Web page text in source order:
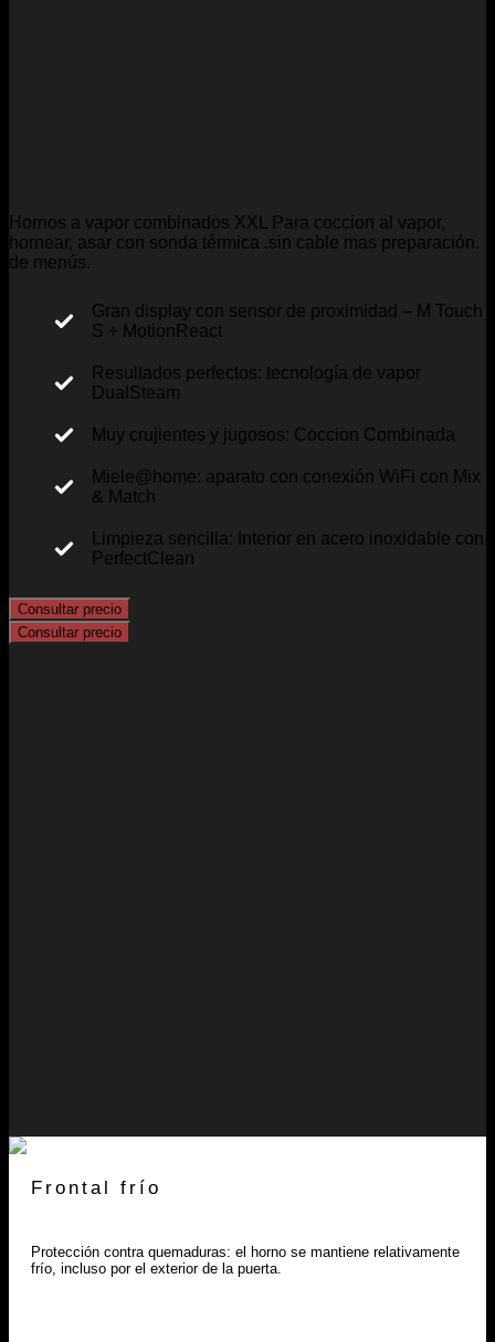
Hornos a vapor combinados XXL Para coccion al vapor,
hornear, asar con sonda térmica .sin cable mas preparación.
de menús.
Gran display con sensor de proximidad – M Touch
S + MotionReact
Resultados perfectos: tecnología de vapor
DualSteam
Muy crujientes y jugosos: Coccion Combinada
Miele@home: aparato con conexión WiFi con Mix
& Match
Limpieza sencilla: Interior en acero inoxidable con
PerfectClean
Consultar precio
Consultar precio
Frontal frío
Protección contra quemaduras: el horno se mantiene relativamente
frío, incluso por el exterior de la puerta.